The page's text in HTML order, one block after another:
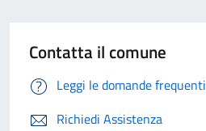
Contatta il comune
Leggi le domande frequenti
Richiedi Assistenza